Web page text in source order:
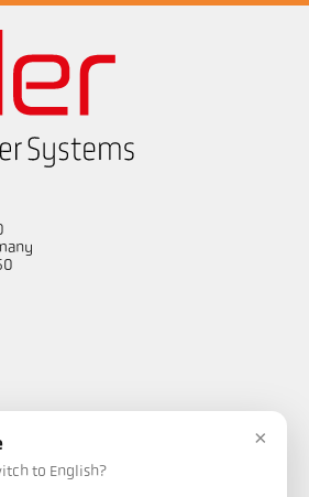
naszych rozwiązań do pomiaru
×
to English?